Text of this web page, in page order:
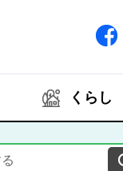
くらし